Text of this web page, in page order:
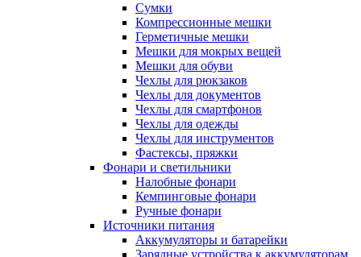
Сумки
Компрессионные мешки
Герметичные мешки
Мешки для мокрых вещей
Мешки для обуви
Чехлы для рюкзаков
Чехлы для документов
Чехлы для смартфонов
Чехлы для одежды
Чехлы для инструментов
Фастексы, пряжки
Фонари и светильники
Налобные фонари
Кемпинговые фонари
Ручные фонари
Источники питания
Аккумуляторы и батарейки
Зарядные устройства к аккумуляторам